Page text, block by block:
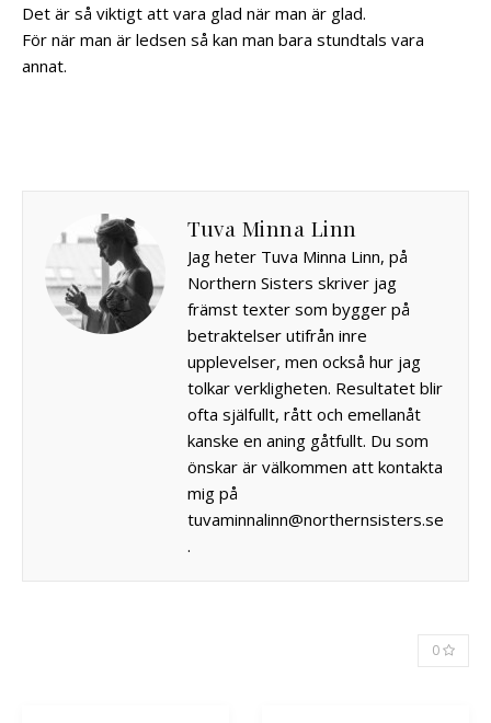
Det är så viktigt att vara glad när man är glad.
För när man är ledsen så kan man bara stundtals vara
annat.
Tuva Minna Linn
Jag heter Tuva Minna Linn, på
Northern Sisters skriver jag
främst texter som bygger på
betraktelser utifrån inre
upplevelser, men också hur jag
tolkar verkligheten. Resultatet blir
ofta själfullt, rått och emellanåt
kanske en aning gåtfullt. Du som
önskar är välkommen att kontakta
mig på
tuvaminnalinn@northernsisters.se
.
0